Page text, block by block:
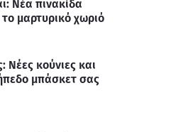
Νέα πινακίδα
μαρτυρικό χωριό
Νέες κούνιες και
μπάσκετ σας